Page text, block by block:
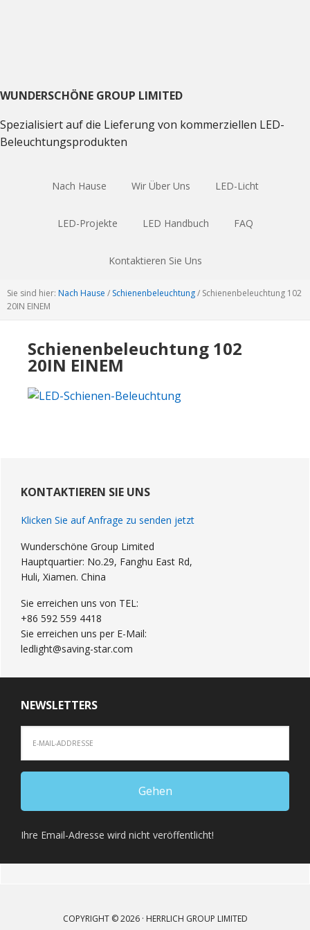
WUNDERSCHÖNE GROUP LIMITED
Spezialisiert auf die Lieferung von kommerziellen LED-
Beleuchtungsprodukten
Nach Hause Wir Über Uns LED-Licht
LED-Projekte LED Handbuch FAQ
Kontaktieren Sie Uns
Sie sind hier: Nach Hause / Schienenbeleuchtung/ Schienenbeleuchtung 102
20IN EINEM
Schienenbeleuchtung 102
20IN EINEM
Sidebar
KONTAKTIEREN SIE UNS
Klicken Sie auf Anfrage zu senden jetzt
Wunderschöne Group Limited
Hauptquartier: No.29, Fanghu East Rd,
Huli, Xiamen. China
Sie erreichen uns von TEL:
+86 592 559 4418
Sie erreichen uns per E-Mail:
ledlight@saving-star.com
NEWSLETTERS
Ihre Email-Adresse wird nicht veröffentlicht!
COPYRIGHT © 2026 · HERRLICH GROUP LIMITED